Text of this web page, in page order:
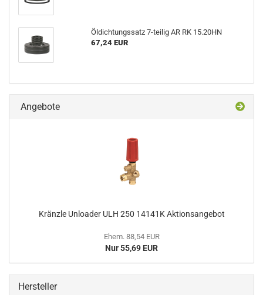
Öldichtungssatz 7-teilig AR RK 15.20HN
67,24 EUR
Angebote
Kränzle Unloader ULH 250 14141K Aktionsangebot
Ehem. 88,54 EUR
Nur 55,69 EUR
Hersteller